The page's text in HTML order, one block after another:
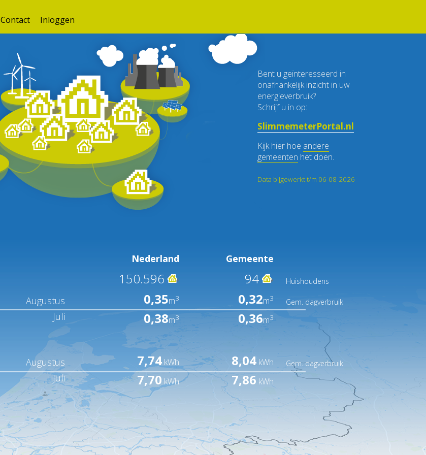
Contact Inloggen
Bent u geïnteresseerd in
onafhankelijk inzicht in uw
energieverbruik?
Schrijf u in op:
SlimmemeterPortal.nl
Kijk hier hoe andere
gemeenten het doen.
Data bijgewerkt t/m 06-08-2026
Nederland Gemeente
150.596 94 Huishoudens
Augustus 0,35m3 0,32m3 Gem. dagverbruik
Juli 0,38m3 0,36m3
Augustus 7,74 kWh 8,04 kWh Gem. dagverbruik
Juli 7,70 kWh 7,86 kWh